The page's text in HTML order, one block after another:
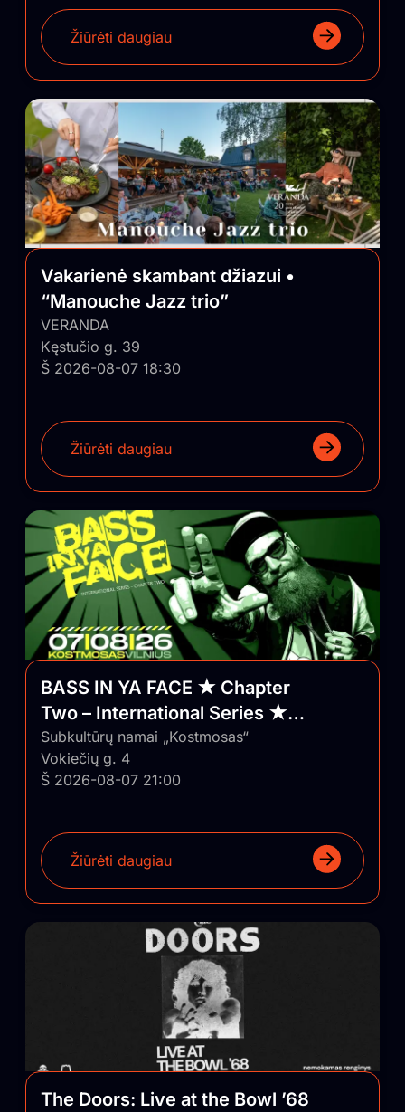
Žiūrėti daugiau
Vakarienė skambant džiazui •
“Manouche Jazz trio”
VERANDA
Kęstučio g. 39
Š 2026-08-07 18:30
Žiūrėti daugiau
BASS IN YA FACE ★ Chapter
Two – International Series ★
Vilnius/Lithuania
Subkultūrų namai „Kostmosas“
Vokiečių g. 4
Š 2026-08-07 21:00
Žiūrėti daugiau
The Doors: Live at the Bowl ’68